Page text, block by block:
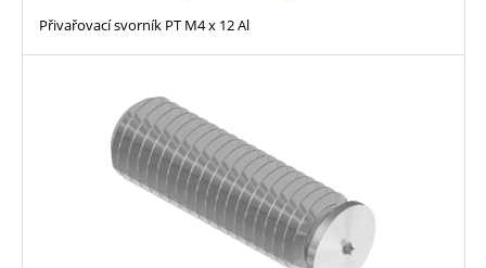
Přivařovací svorník PT M4 x 12 Al